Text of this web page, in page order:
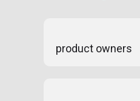
product owners